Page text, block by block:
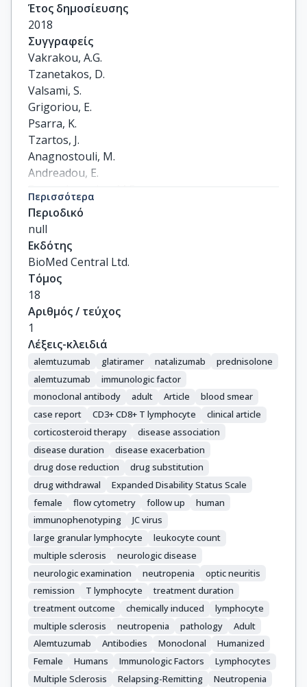
Έτος δημοσίευσης
2018
Συγγραφείς
Vakrakou, A.G.
Tzanetakos, D.
Valsami, S.
Grigoriou, E.
Psarra, K.
Tzartos, J.
Anagnostouli, M.
Andreadou, E.
Evangelopoulos, M.E.
Koutsis, G.
Chrysovitsanou, C.
Gialafos, E.
Dimitrakopoulos, A.
Stefanis, L.
Kilidireas, C.
Περισσότερα
Περιοδικό
null
Εκδότης
BioMed Central Ltd.
Τόμος
18
Αριθμός / τεύχος
1
Λέξεις-κλειδιά
alemtuzumab glatiramer natalizumab
prednisolone
alemtuzumab
immunologic factor
monoclonal antibody
adult Article
blood smear
case report
CD3+ CD8+ T lymphocyte
clinical article
corticosteroid therapy
disease association
disease duration
disease exacerbation
drug dose reduction
drug substitution
drug withdrawal
Expanded Disability Status Scale
female
flow cytometry follow up
human
immunophenotyping
JC virus
large granular lymphocyte
leukocyte count
multiple sclerosis
neurologic disease
neurologic examination
neutropenia
optic neuritis
remission
T lymphocyte
treatment duration
treatment outcome
chemically induced
lymphocyte
multiple sclerosis
neutropenia pathology
Adult
Alemtuzumab
Antibodies Monoclonal
Humanized
Female
Humans Immunologic Factors
Lymphocytes
Multiple Sclerosis
Relapsing-Remitting Neutropenia